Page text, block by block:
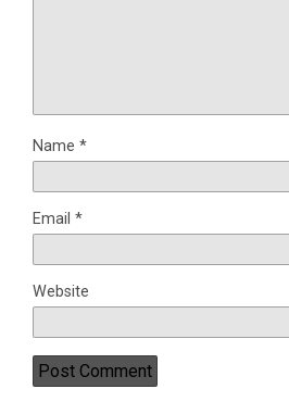
Name *
Email *
Website